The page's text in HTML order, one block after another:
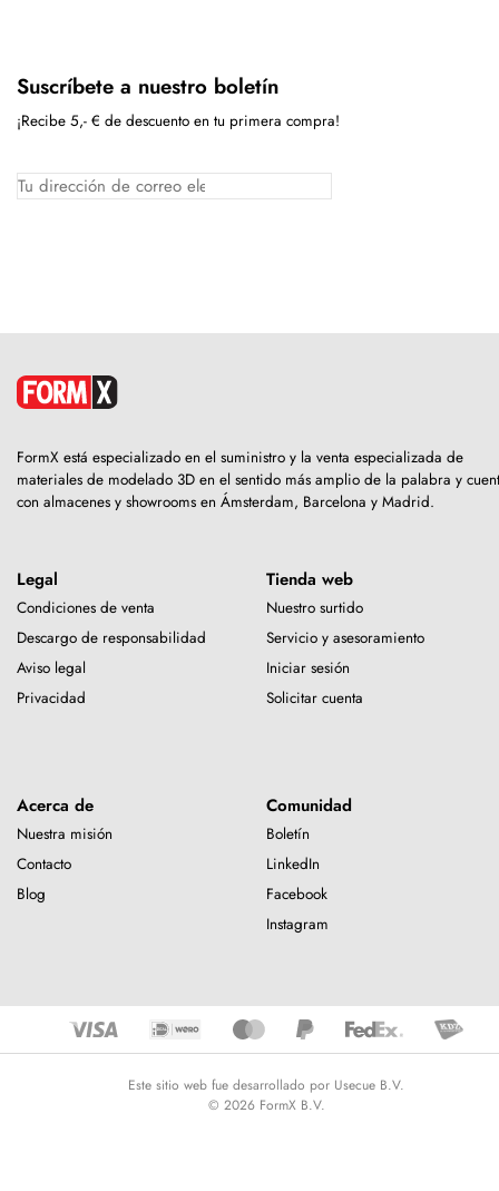
Suscríbete a nuestro boletín
¡Recibe 5,- € de descuento en tu primera compra!
FormX está especializado en el suministro y la venta especializada de
materiales de modelado 3D en el sentido más amplio de la palabra y
con almacenes y showrooms en Ámsterdam, Barcelona y Madrid.
Legal
Condiciones de venta
Descargo de responsabilidad
Aviso legal
Privacidad
Tienda web
Nuestro surtido
Servicio y asesoramiento
Iniciar sesión
Solicitar cuenta
Acerca de
Nuestra misión
Contacto
Blog
Comunidad
Boletín
LinkedIn
Facebook
Instagram
Este sitio web fue desarrollado por Usecue B.V.
© 2026 FormX B.V.